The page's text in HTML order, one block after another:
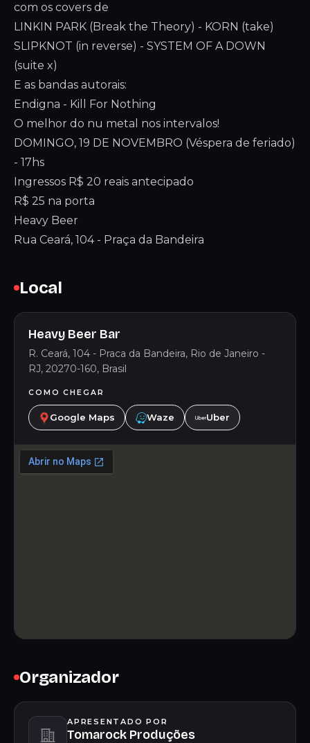
com os covers de
LINKIN PARK (Break the Theory) - KORN (take)
SLIPKNOT (in reverse) - SYSTEM OF A DOWN
(suite x)
E as bandas autorais:
Endigna - Kill For Nothing
O melhor do nu metal nos intervalos!
DOMINGO, 19 DE NOVEMBRO (Véspera de feriado)
- 17hs
Ingressos R$ 20 reais antecipado
R$ 25 na porta
Heavy Beer
Rua Ceará, 104 - Praça da Bandeira
Local
Heavy Beer Bar
R. Ceará, 104 - Praca da Bandeira, Rio de Janeiro -
RJ, 20270-160, Brasil
COMO CHEGAR
Google Maps Waze Uber
Organizador
APRESENTADO POR
Tomarock Produções